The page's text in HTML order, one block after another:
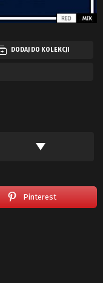
DODAJ DO KOLEKCJI
Pinterest